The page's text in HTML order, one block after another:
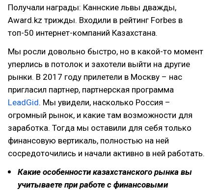
Получали награды: Каннские львы дважды,
Award.kz трижды. Входили в рейтинг Forbes в
топ-50 интернет-компаний Казахстана.
Мы росли довольно быстро, но в какой-то момент
уперлись в потолок и захотели выйти на другие
рынки. В 2017 году прилетели в Москву – нас
пригласил партнер, партнерская программа
LeadGid. Мы увидели, насколько Россия –
огромный рынок, и какие там возможности для
заработка. Тогда мы оставили для себя только
финансовую вертикаль, полностью на ней
сосредоточились и начали активно в ней работать.
Какие особенности казахстанского рынка вы
учитываете при работе с финансовыми